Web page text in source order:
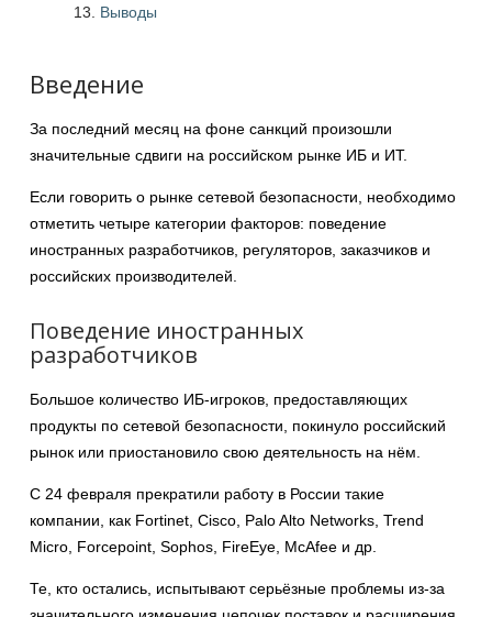
Выводы
Введение
За последний месяц на фоне санкций произошли
значительные сдвиги на российском рынке ИБ и ИТ.
Если говорить о рынке сетевой безопасности, необходимо
отметить четыре категории факторов: поведение
иностранных разработчиков, регуляторов, заказчиков и
российских производителей.
Поведение иностранных
разработчиков
Большое количество ИБ-игроков, предоставляющих
продукты по сетевой безопасности, покинуло российский
рынок или приостановило свою деятельность на нём.
С 24 февраля прекратили работу в России такие
компании, как Fortinet, Cisco, Palo Alto Networks, Trend
Micro, Forcepoint, Sophos, FireEye, McAfee и др.
Те, кто остались, испытывают серьёзные проблемы из-за